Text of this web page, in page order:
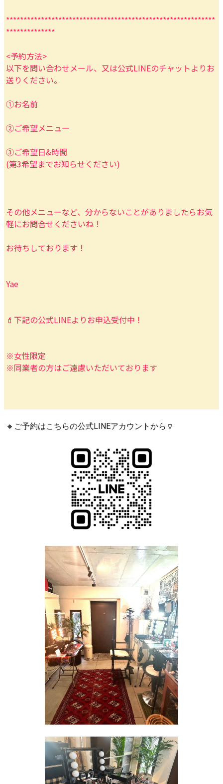
************************************************************
**************
<予約方法>
以下を問い合わせメール、又は公式LINEのチャットよりお
送りください。
①お名前
②ご希望メニュー
③ご希望日&時間
(第3希望までお知らせください)
その他メニューなど、分からないことがありましたらお気
軽にお問合せくださいね！
お待ちしております！
Yae
💄下記の公式LINEよりお申込受付中！
※女性限定
※同業者の方はご遠慮いただいております
🔸ご予約はこちらの公式LINEアカウントから🔽